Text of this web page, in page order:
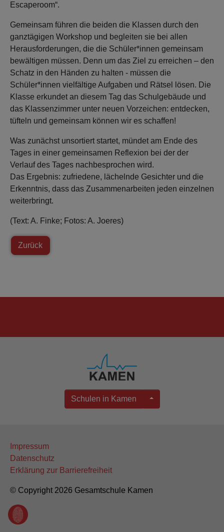
Escaperoom“.
Gemeinsam führen die beiden die Klassen durch den
ganztägigen Workshop und begleiten sie bei allen
Herausforderungen, die die Schüler*innen gemeinsam
bewältigen müssen. Denn um das Ziel zu erreichen – den
Schatz in den Händen zu halten - müssen die
Schüler*innen vielfältige Aufgaben und Rätsel lösen. Die
Klasse erkundet an diesem Tag das Schulgebäude und
das Klassenzimmer unter neuen Vorzeichen: entdecken,
tüfteln und gemeinsam können wir es schaffen!
Was zunächst unsortiert startet, mündet am Ende des
Tages in einer gemeinsamen Reflexion bei der der
Verlauf des Tages nachbesprochen wird.
Das Ergebnis: zufriedene, lächelnde Gesichter und die
Erkenntnis, dass das Zusammenarbeiten jeden einzelnen
weiterbringt.
(Text: A. Finke; Fotos: A. Joeres)
Zurück
Schulen in Kamen
Impressum
Datenschutz
Erklärung zur Barrierefreiheit
© Copyright 2026 Gesamtschule Kamen